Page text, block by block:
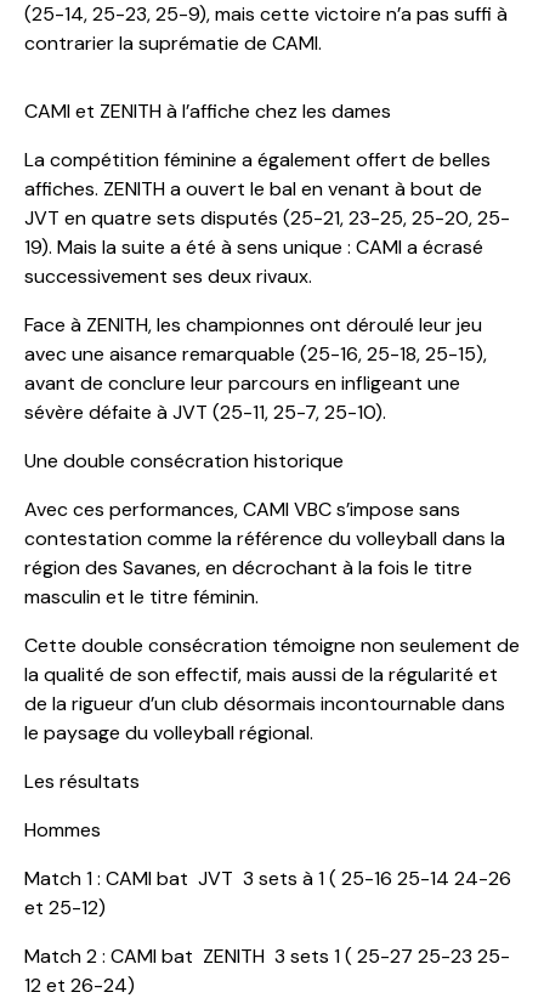
(25-14, 25-23, 25-9), mais cette victoire n’a pas suffi à
contrarier la suprématie de CAMI.
CAMI et ZENITH à l’affiche chez les dames
La compétition féminine a également offert de belles
affiches. ZENITH a ouvert le bal en venant à bout de
JVT en quatre sets disputés (25-21, 23-25, 25-20, 25-
19). Mais la suite a été à sens unique : CAMI a écrasé
successivement ses deux rivaux.
Face à ZENITH, les championnes ont déroulé leur jeu
avec une aisance remarquable (25-16, 25-18, 25-15),
avant de conclure leur parcours en infligeant une
sévère défaite à JVT (25-11, 25-7, 25-10).
Une double consécration historique
Avec ces performances, CAMI VBC s’impose sans
contestation comme la référence du volleyball dans la
région des Savanes, en décrochant à la fois le titre
masculin et le titre féminin.
Cette double consécration témoigne non seulement de
la qualité de son effectif, mais aussi de la régularité et
de la rigueur d’un club désormais incontournable dans
le paysage du volleyball régional.
Les résultats
Hommes
Match 1 : CAMI bat JVT 3 sets à 1 ( 25-16 25-14 24-26
et 25-12)
Match 2 : CAMI bat ZENITH 3 sets 1 ( 25-27 25-23 25-
12 et 26-24)